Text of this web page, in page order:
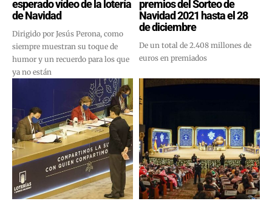
esperado vídeo de la lotería
de Navidad
Dirigido por Jesús Perona, como
siempre muestran su toque de
humor y un recuerdo para los que
ya no están
premios del Sorteo de
Navidad 2021 hasta el 28
de diciembre
De un total de 2.408 millones de
euros en premiados